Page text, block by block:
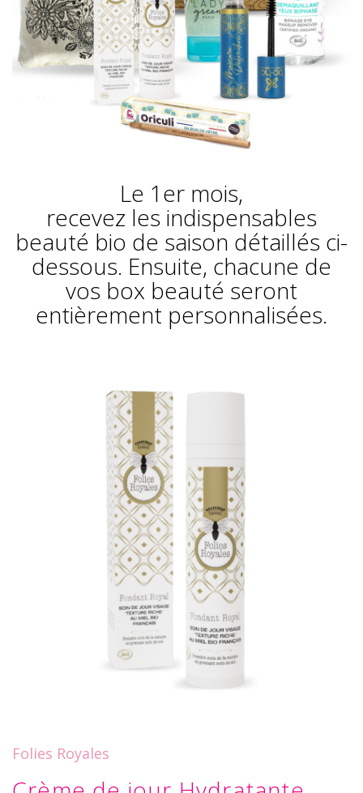
Le 1er mois,
recevez les indispensables
beauté bio de saison détaillés ci-
dessous. Ensuite, chacune de
vos box beauté seront
entièrement personnalisées.
Folies Royales